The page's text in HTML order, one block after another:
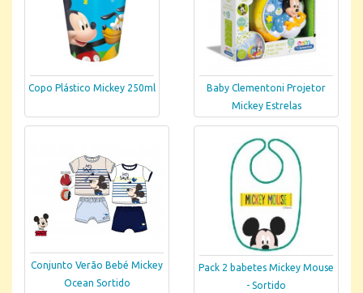
Copo Plástico Mickey 250ml
Baby Clementoni Projetor
Mickey Estrelas
Conjunto Verão Bebé Mickey
Ocean Sortido
Pack 2 babetes Mickey Mouse
- Sortido